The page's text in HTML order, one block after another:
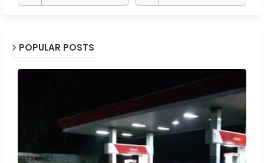
POPULAR POSTS